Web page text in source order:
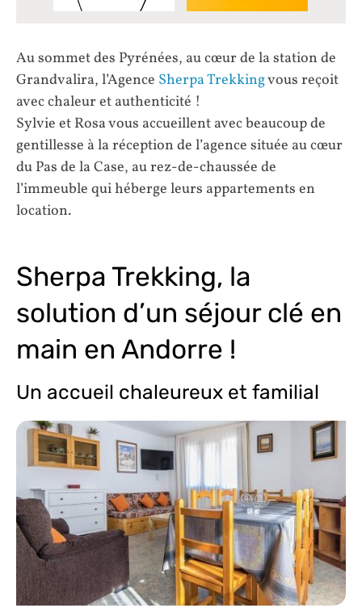
Au sommet des Pyrénées, au cœur de la station de
Grandvalira, l’Agence Sherpa Trekkingvous reçoit
avec chaleur et authenticité !
Sylvie et Rosa vous accueillent avec beaucoup de
gentillesse à la réception de l’agence située au cœur
du Pas de la Case, au rez-de-chaussée de
l’immeuble qui héberge leurs appartements en
location.
Sherpa Trekking, la
solution d’un séjour clé en
main en Andorre !
Un accueil chaleureux et familial